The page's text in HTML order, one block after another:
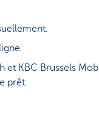
et KBC Brussels
prêt.